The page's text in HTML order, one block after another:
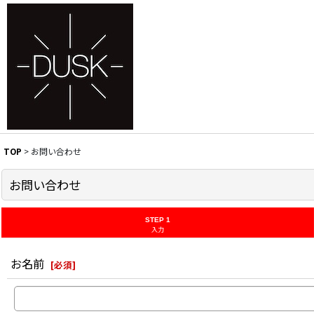
TOP > お問い合わせ
お問い合わせ
STEP 1
入力
お名前 [必須]